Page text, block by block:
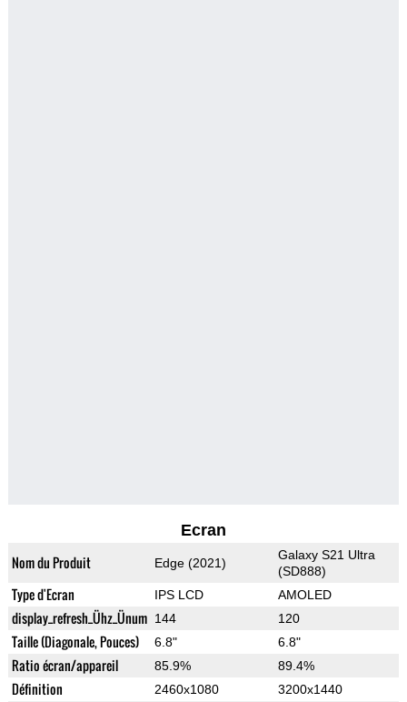
Ecran
Nom du Produit Edge (2021)
Galaxy S21 Ultra
(SD888)
Type d'Ecran IPS LCD AMOLED
display_refresh_Ühz_Ünum 144 120
Taille (Diagonale, Pouces) 6.8" 6.8"
Ratio écran/appareil 85.9% 89.4%
Définition 2460x1080 3200x1440